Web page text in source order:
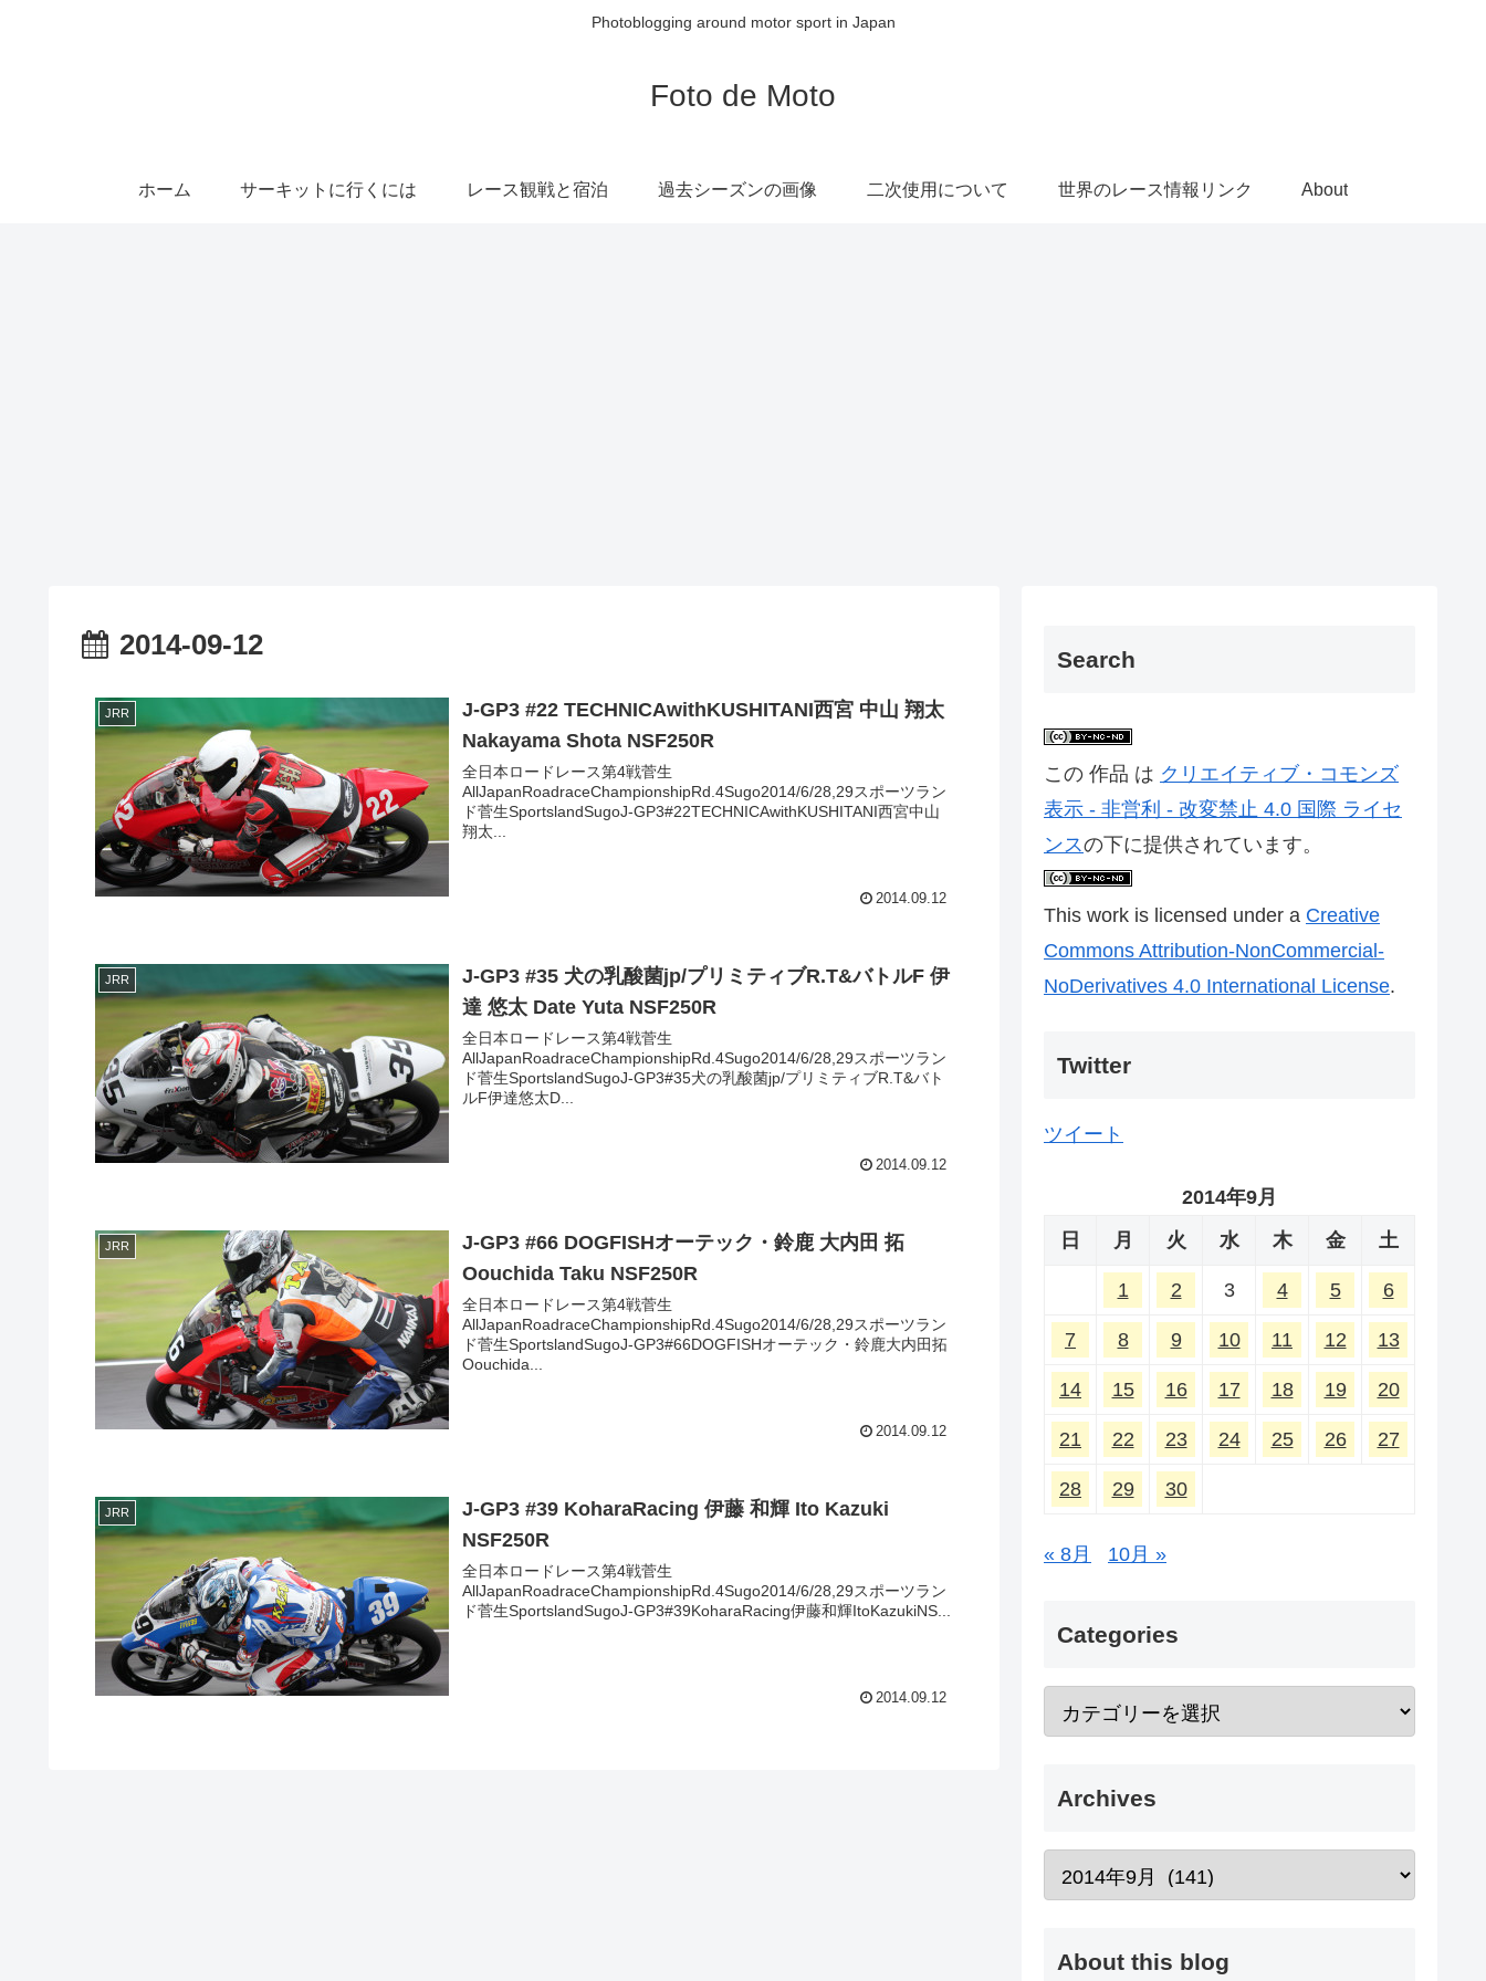
Photoblogging around motor sport in Japan
Foto de Moto
ホーム サーキットに行くには レース観戦と宿泊 過去シーズンの画像 二次使用について 世界のレース情報リンク About
2014-09-12
JRR
J-GP3 #22 TECHNICAwithKUSHITANI西宮 中山 翔太
Nakayama Shota NSF250R
全日本ロードレース第4戦菅生
AllJapanRoadraceChampionshipRd.4Sugo2014/6/28,29スポーツラン
ド菅生SportslandSugoJ-GP3#22TECHNICAwithKUSHITANI西宮中山
翔太...
2014.09.12
JRR
J-GP3 #35 犬の乳酸菌jp/プリミティブR.T&バトルF 伊
達 悠太 Date Yuta NSF250R
全日本ロードレース第4戦菅生
AllJapanRoadraceChampionshipRd.4Sugo2014/6/28,29スポーツラン
ド菅生SportslandSugoJ-GP3#35犬の乳酸菌jp/プリミティブR.T&バト
ルF伊達悠太D...
2014.09.12
JRR
J-GP3 #66 DOGFISHオーテック・鈴鹿 大内田 拓
Oouchida Taku NSF250R
全日本ロードレース第4戦菅生
AllJapanRoadraceChampionshipRd.4Sugo2014/6/28,29スポーツラン
ド菅生SportslandSugoJ-GP3#66DOGFISHオーテック・鈴鹿大内田拓
Oouchida...
2014.09.12
JRR
J-GP3 #39 KoharaRacing 伊藤 和輝 Ito Kazuki
NSF250R
全日本ロードレース第4戦菅生
AllJapanRoadraceChampionshipRd.4Sugo2014/6/28,29スポーツラン
ド菅生SportslandSugoJ-GP3#39KoharaRacing伊藤和輝ItoKazukiNS...
2014.09.12
Search
この 作品 は クリエイティブ・コモンズ
表示 - 非営利 - 改変禁止 4.0 国際 ライセ
ンスの下に提供されています。
This work is licensed under a Creative
Commons Attribution-NonCommercial-
NoDerivatives 4.0 International License.
Twitter
ツイート
2014年9月
日
月 火 水 木 金 土
1 2 3 4 5 6
7 8 9 10 11 12 13
14 15 16 17 18 19 20
21 22 23 24 25 26 27
28 29 30
« 8月 10月 »
Categories
Archives
About this blog